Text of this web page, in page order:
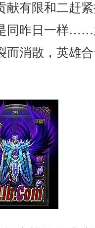
献有限和二赶
同昨日一样
而消散，英雄